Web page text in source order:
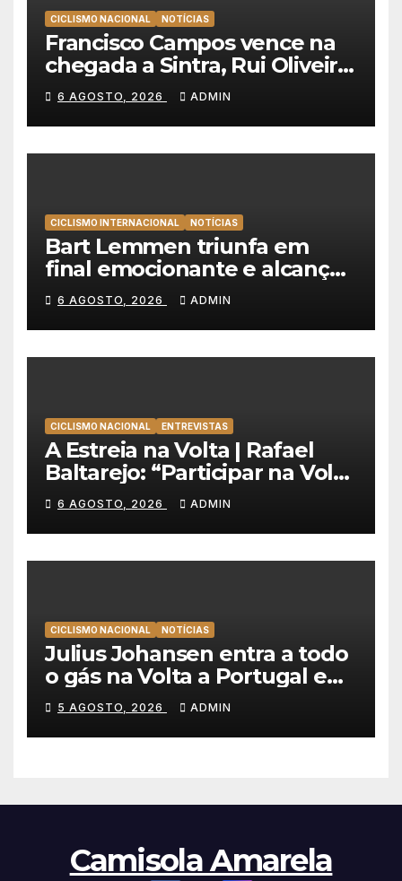
CICLISMO NACIONAL NOTÍCIAS
Francisco Campos vence na
chegada a Sintra, Rui Oliveira
veste de amarelo na Volta a
Portugal
6 AGOSTO, 2026 ADMIN
CICLISMO INTERNACIONAL NOTÍCIAS
Bart Lemmen triunfa em
final emocionante e alcança
a primeira vitória da carreira
na Volta à Polónia
6 AGOSTO, 2026 ADMIN
CICLISMO NACIONAL ENTREVISTAS
A Estreia na Volta | Rafael
Baltarejo: “Participar na Volta
a Portugal é o sonho de
qualquer ciclista”
6 AGOSTO, 2026 ADMIN
CICLISMO NACIONAL NOTÍCIAS
Julius Johansen entra a todo
o gás na Volta a Portugal e
lidera dobradinha da UAE
Team Emirates em Lisboa
5 AGOSTO, 2026 ADMIN
Camisola Amarela